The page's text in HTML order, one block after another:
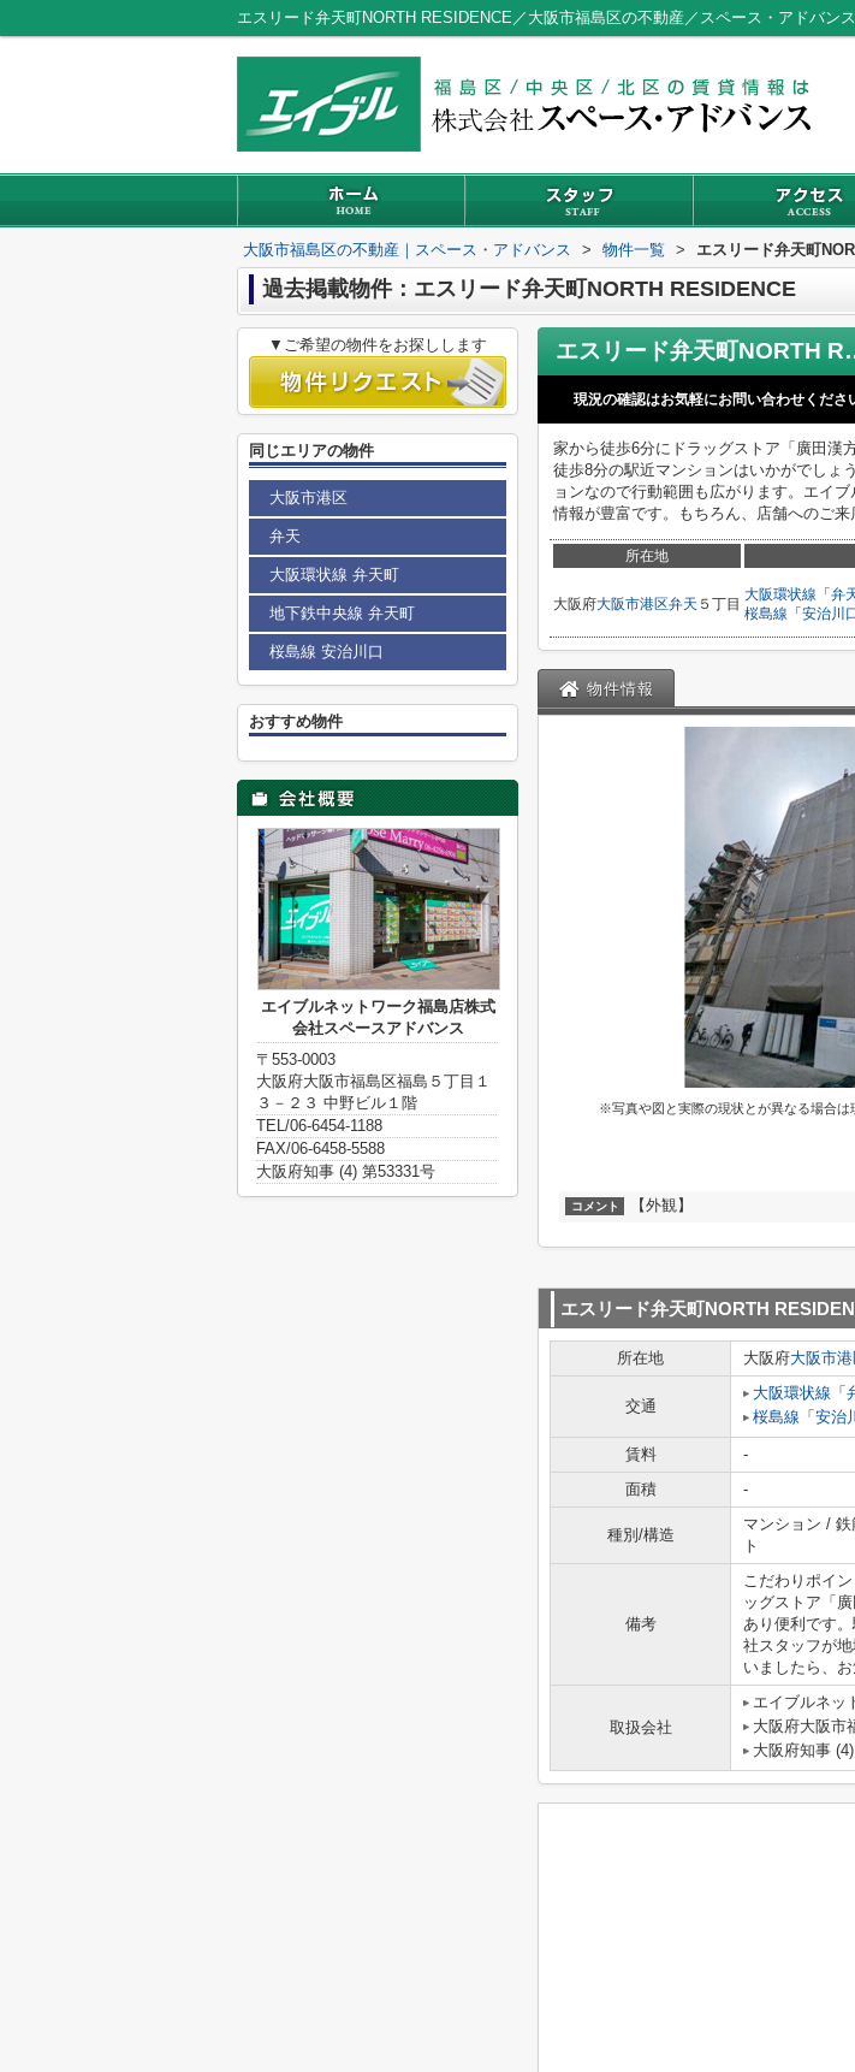
エスリード弁天町NORTH RESIDENCE／大阪市福島区の不動産／スペース・アドバンス
大阪市福島区の不動産｜スペース・アドバンス > 物件一覧 > エスリード弁天町
過去掲載物件：エスリード弁天町NORTH RESIDENCE
エスリー
現況の確認はお気軽にお問い合わせくださ
家から徒歩6分にドラッグストア「廣田漢
徒歩8分の駅近マンションはいかがでしょ
ョンなので行動範囲も広がります。エイ
情報が豊富です。もちろん、店舗へのご来
所在地
大阪府大阪市港区弁天 ５丁目
大阪環状線 「 弁
桜島線 「 安治川
物件情報
※写真や図と実際の現状とが異なる場合は
コメント 【外観】
エスリード弁天町NORTH
所在地 大阪府大阪市
交通
大阪環状線 「
桜島線 「 安治
賃料 -
面積
-
種別/構造
マンション /
ト
備考
こだわりポイ
ッグストア「
あり便利です
社スタッフが
いましたら、
取扱会社
エイブルネッ
大阪府大阪市
大阪府知事
▼ご希望の物件をお探しします
同じエリアの物件
大阪市港区
弁天
大阪環状線 弁天町
地下鉄中央線 弁天町
桜島線 安治川口
おすすめ物件
エイブルネットワーク福島店株式
会社スペースアドバンス
〒553-0003
大阪府大阪市福島区福島５丁目１
３－２３ 中野ビル１階
TEL/06-6454-1188
FAX/06-6458-5588
大阪府知事 (4) 第53331号